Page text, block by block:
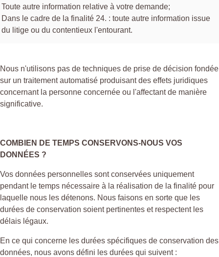
Toute autre information relative à votre demande;
Dans le cadre de la finalité 24. : toute autre information issue
du litige ou du contentieux l'entourant.
Nous n'utilisons pas de techniques de prise de décision fondée
sur un traitement automatisé produisant des effets juridiques
concernant la personne concernée ou l'affectant de manière
significative.
COMBIEN DE TEMPS CONSERVONS-NOUS VOS
DONNÉES ?
Vos données personnelles sont conservées uniquement
pendant le temps nécessaire à la réalisation de la finalité pour
laquelle nous les détenons. Nous faisons en sorte que les
durées de conservation soient pertinentes et respectent les
délais légaux.
En ce qui concerne les durées spécifiques de conservation des
données, nous avons défini les durées qui suivent :